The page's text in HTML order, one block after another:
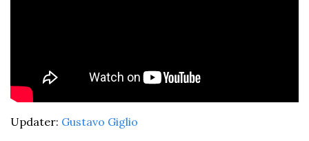
Updater: Gustavo Giglio